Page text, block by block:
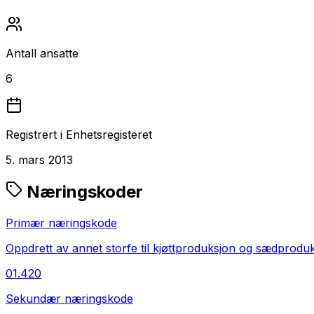
Antall ansatte
6
Registrert i Enhetsregisteret
5. mars 2013
Næringskoder
Primær næringskode
Oppdrett av annet storfe til kjøttproduksjon og
01.420
Sekundær næringskode